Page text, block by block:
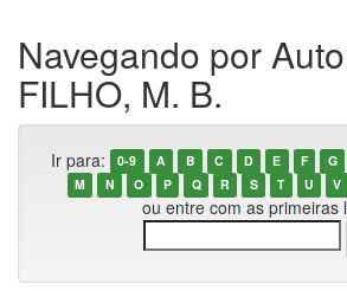
Navegando por
FILHO, M. B.
Ir para: 0-9 A B C D E F G
M
N O P Q R S T U V
ou entre com as primeiras